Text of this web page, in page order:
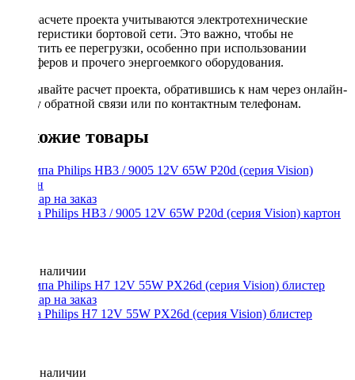
При расчете проекта учитываются электротехнические
характеристики бортовой сети. Это важно, чтобы не
допустить ее перегрузки, особенно при использовании
сабвуферов и прочего энергоемкого оборудования.
Заказывайте расчет проекта, обратившись к нам через онлайн-
форму обратной связи или по контактным телефонам.
Похожие товары
Лампа Philips HB3 / 9005 12V 65W P20d (серия Vision) картон
Нет в наличии
Лампа Philips H7 12V 55W PX26d (серия Vision) блистер
Нет в наличии